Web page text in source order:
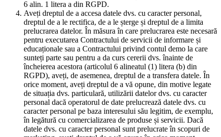
6 alin. 1 litera a din RGPD.
Aveți dreptul de a accesa datele dvs. cu caracter personal,
dreptul de a le rectifica, de a le șterge și dreptul de a limita
prelucrarea datelor. În măsura în care prelucrarea este necesară
pentru executarea Contractului de servicii de informare și
educaționale sau a Contractului privind contul demo la care
sunteți parte sau pentru a da curs cererii dvs. înainte de
încheierea acestora (articolul 6 alineatul (1) litera (b) din
RGPD), aveți, de asemenea, dreptul de a transfera datele. În
orice moment, aveți dreptul de a vă opune, din motive legate
de situația dvs. particulară, utilizării datelor dvs. cu caracter
personal dacă operatorul de date prelucrează datele dvs. cu
caracter personal pe baza interesului său legitim, de exemplu,
în legătură cu comercializarea de produse și servicii. Dacă
datele dvs. cu caracter personal sunt prelucrate în scopuri de